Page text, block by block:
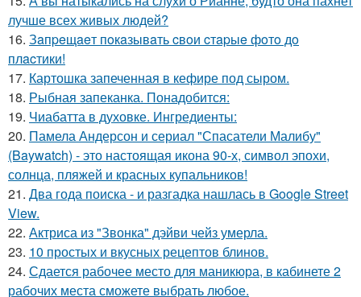
лучше всех живых людей?
16. Зaпpeщaeт пoкaзывaть cвoи cтapыe фoтo дo
плacтики!
17. Картошка запеченная в кефире под сыром.
18. Рыбная запеканка. Понадобится:
19. Чиабатта в духовке. Ингредиенты:
20. Памела Андерсон и сериал "Спасатели Малибу"
(Baywatch) - это настоящая икона 90-х, символ эпохи,
солнца, пляжей и красных купальников!
21. Два года поиска - и разгадка нашлась в Google Street
View.
22. Актриса из "Звонка" дэйви чейз умерла.
23. 10 простых и вкусных рецептов блинов.
24. Сдается рабочее место для маникюра, в кабинете 2
рабочих места сможете выбрать любое.